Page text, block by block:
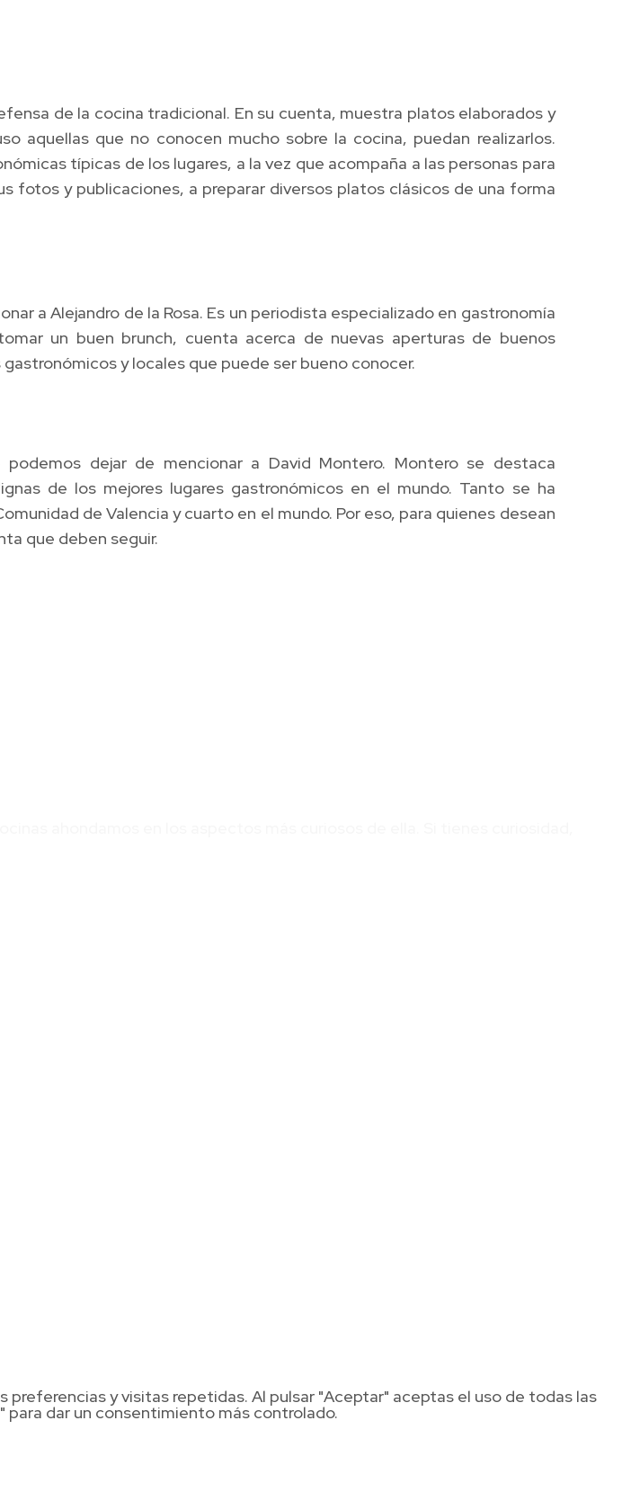
de la cocina tradicional. En su cuenta, muestra platos elaborados y
aquellas que no conocen mucho sobre la cocina, puedan realizarlos.
típicas de los lugares, a la vez que acompaña a las personas para
fotos y publicaciones, a preparar diversos platos clásicos de una forma
a Alejandro de la Rosa. Es un periodista especializado en gastronomía
un buen brunch, cuenta acerca de nuevas aperturas de buenos
y locales que puede ser bueno conocer.
dejar de mencionar a David Montero. Montero se destaca
de los mejores lugares gastronómicos en el mundo. Tanto se ha
de Valencia y cuarto en el mundo. Por eso, para quienes desean
que deben seguir.
y visitas repetidas. Al pulsar "Aceptar" aceptas el uso de todas las
dar un consentimiento más controlado.